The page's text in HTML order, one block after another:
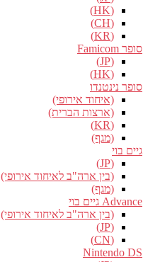
(HK)
(CH)
(KR)
סופר Famicom
(JP)
(HK)
סופר נינטנדו
(איחוד אירופי)
(ארצות הברית)
(KR)
(מגף)
גיים בוי
(JP)
(בין ארה"ב לאיחוד אירופי)
(מגף)
Advance גיים בוי
(בין ארה"ב לאיחוד אירופי)
(JP)
(CN)
Nintendo DS